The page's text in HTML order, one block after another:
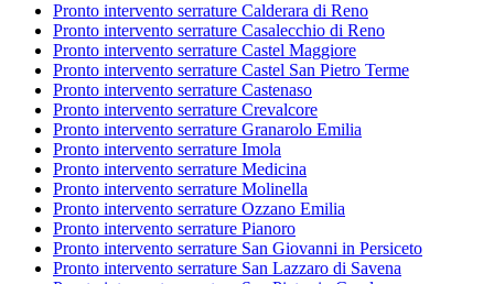
Pronto intervento serrature Calderara di Reno
Pronto intervento serrature Casalecchio di Reno
Pronto intervento serrature Castel Maggiore
Pronto intervento serrature Castel San Pietro Terme
Pronto intervento serrature Castenaso
Pronto intervento serrature Crevalcore
Pronto intervento serrature Granarolo Emilia
Pronto intervento serrature Imola
Pronto intervento serrature Medicina
Pronto intervento serrature Molinella
Pronto intervento serrature Ozzano Emilia
Pronto intervento serrature Pianoro
Pronto intervento serrature San Giovanni in Persiceto
Pronto intervento serrature San Lazzaro di Savena